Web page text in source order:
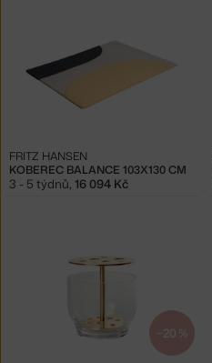
KOBEREC BALANCE 103X130 CM
FRITZ HANSEN
3 - 5 týdnů, 16 094 Kč
−20 %